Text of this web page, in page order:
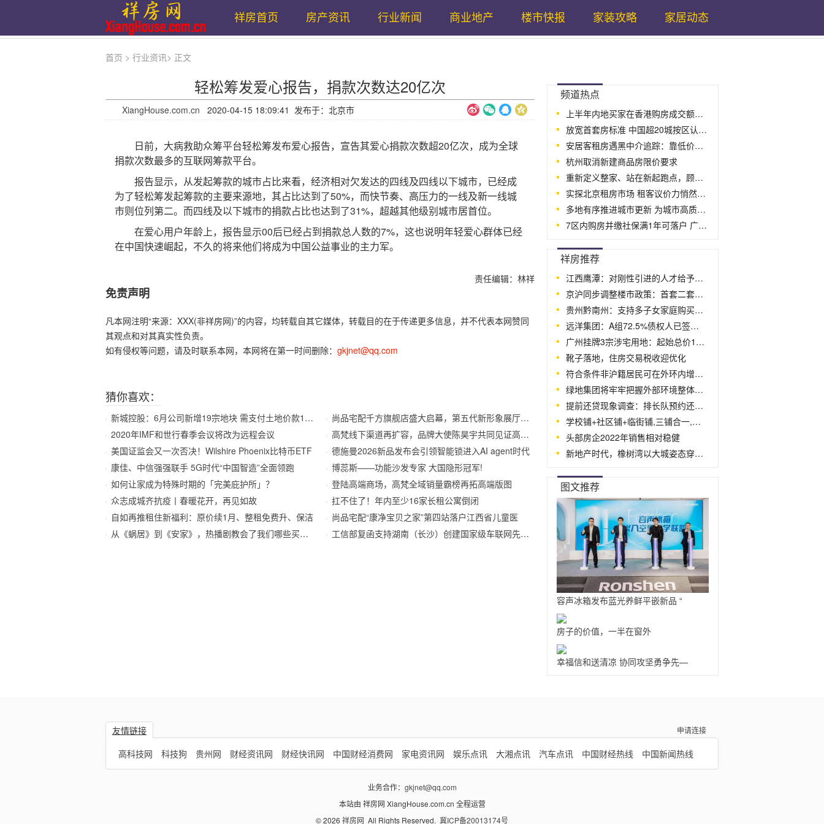
祥房首页 房产资讯 行业新闻 商业地产 楼市快报 家装攻略 家居动态
首页 > 行业资讯> 正文
轻松筹发爱心报告，捐款次数达20亿次
XiangHouse.com.cn 2020-04-15 18:09:41 发布于：北京市
日前，大病救助众筹平台轻松筹发布爱心报告，宣告其爱心捐款次数超20亿次，成为全球
捐款次数最多的互联网筹款平台。
报告显示，从发起筹款的城市占比来看，经济相对欠发达的四线及四线以下城市，已经成
为了轻松筹发起筹款的主要来源地，其占比达到了50%，而快节奏、高压力的一线及新一线城
市则位列第二。而四线及以下城市的捐款占比也达到了31%，超越其他级别城市居首位。
在爱心用户年龄上，报告显示00后已经占到捐款总人数的7%，这也说明年轻爱心群体已经
在中国快速崛起，不久的将来他们将成为中国公益事业的主力军。
责任编辑：林祥
免责声明
凡本网注明“来源：XXX(非祥房网)”的内容，均转载自其它媒体，转载目的在于传递更多信息，并不代表本网赞同
其观点和对其真实性负责。
如有侵权等问题，请及时联系本网，本网将在第一时间删除： gkjnet@qq.com
猜你喜欢：
新城控股：6月公司新增19宗地块 需支付土地价款173.
2020年IMF和世行春季会议将改为远程会议
美国证监会又一次否决！Wilshire Phoenix比特币ETF
康佳、中信强强联手 5G时代“中国智造”全面领跑
如何让家成为特殊时期的「完美庇护所」？
众志成城齐抗疫丨春暖花开，再见如故
自如再推租住新福利：原价续1月、整租免费升、保洁
从《蜗居》到《安家》，热播剧教会了我们哪些买房真
尚品宅配千方旗舰店盛大启幕，第五代新形象展厅首秀
高梵线下渠道再扩容，品牌大使陈昊宇共同见证高端鹅
德施曼2026新品发布会引领智能锁进入AI agent时代
博蕊斯——功能沙发专家 大国隐形冠军!
登陆高端商场，高梵全域销量霸榜再拓高端版图
扛不住了！年内至少16家长租公寓倒闭
尚品宅配“康净宝贝之家”第四站落户江西省儿童医
工信部复函支持湖南（长沙）创建国家级车联网先导区
频道热点
上半年内地买家在香港购房成交额创29年
放宽首套房标准 中国超20城按区认定住
安居客租房遇黑中介追踪：靠低价引流 向
杭州取消新建商品房限价要求
重新定义整家、站在新起跑点，顾家家居“
实探北京租房市场 租客议价力悄然转强
多地有序推进城市更新 为城市高质量发
7区内购房并缴社保满1年可落户 广州拟
祥房推荐
江西鹰潭：对刚性引进的人才给予最高100
京沪同步调整楼市政策：首套二套房首付比
贵州黔南州：支持多子女家庭购买住房，公积
远洋集团：A组72.5%债权人已签署重组支持
广州挂牌3宗涉宅用地：起始总价137.47亿
靴子落地，住房交易税收迎优化
符合条件非沪籍居民可在外环内增购1套
绿地集团将牢牢把握外部环境整体好转的
提前还贷现象调查：排长队预约还款 银行
学校铺+社区铺+临街铺,三铺合一,这种铺
头部房企2022年销售相对稳健
新地产时代，橡树湾以大城姿态穿越周期
图文推荐
容声冰箱发布蓝光养鲜平嵌新品 “
房子的价值，一半在窗外
幸福信和送清凉 协同攻坚勇争先—
申请连接
友情链接
高科技网
科技狗 贵州网 财经资讯网 财经快讯网 中国财经消费网 家电资讯网 娱乐点讯 大湘点讯 汽车点讯 中国财经热线 中国新闻热线
业务合作： gkjnet@qq.com
本站由 祥房网 XiangHouse.com.cn 全程运营
© 2026 祥房网 All Rights Reserved. 冀ICP备20013174号